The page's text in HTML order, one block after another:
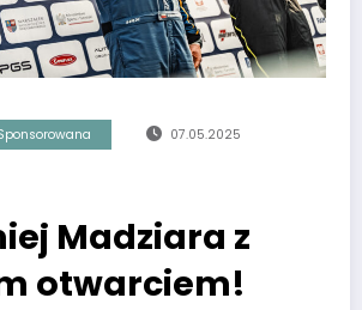
07.05.2025
Madziara z
otwarciem!